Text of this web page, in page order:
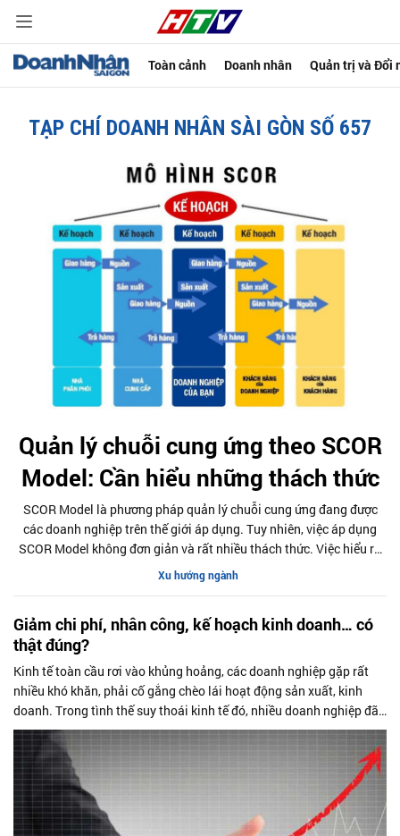
Toàn cảnh Doanh nhân Quản trị và Đổi
TẠP CHÍ DOANH NHÂN SÀI GÒN SỐ 657
Quản lý chuỗi cung ứng theo SCOR
Model: Cần hiểu những thách thức
SCOR Model là phương pháp quản lý chuỗi cung ứng đang được
các doanh nghiệp trên thế giới áp dụng. Tuy nhiên, việc áp dụng
SCOR Model không đơn giản và rất nhiều thách thức. Việc hiểu rõ
SCOR Model, từ nguyên tắc cơ bản đến cách áp dụng vào thực tế,
cũng như việc nhìn nhận hạn chế và vấn đề có thể gặp phải sẽ giúp
lại.
Xu hướng ngành
Giảm chi phí, nhân công, kế hoạch kinh doanh… có
thật đúng?
Kinh tế toàn cầu rơi vào khủng hoảng, các doanh nghiệp gặp rất
nhiều khó khăn, phải cố gắng chèo lái hoạt động sản xuất, kinh
doanh. Trong tình thế suy thoái kinh tế đó, nhiều doanh nghiệp đã
phải cắt giảm chi phí (cắt giảm nguồn nhân công và một số khoản
chi phí không cần thiết) và thu hẹp các kế hoạch, dự định kinh
doanh. Xin hỏi chuyên gia, cách làm như vậy có đúng và phù hợp?